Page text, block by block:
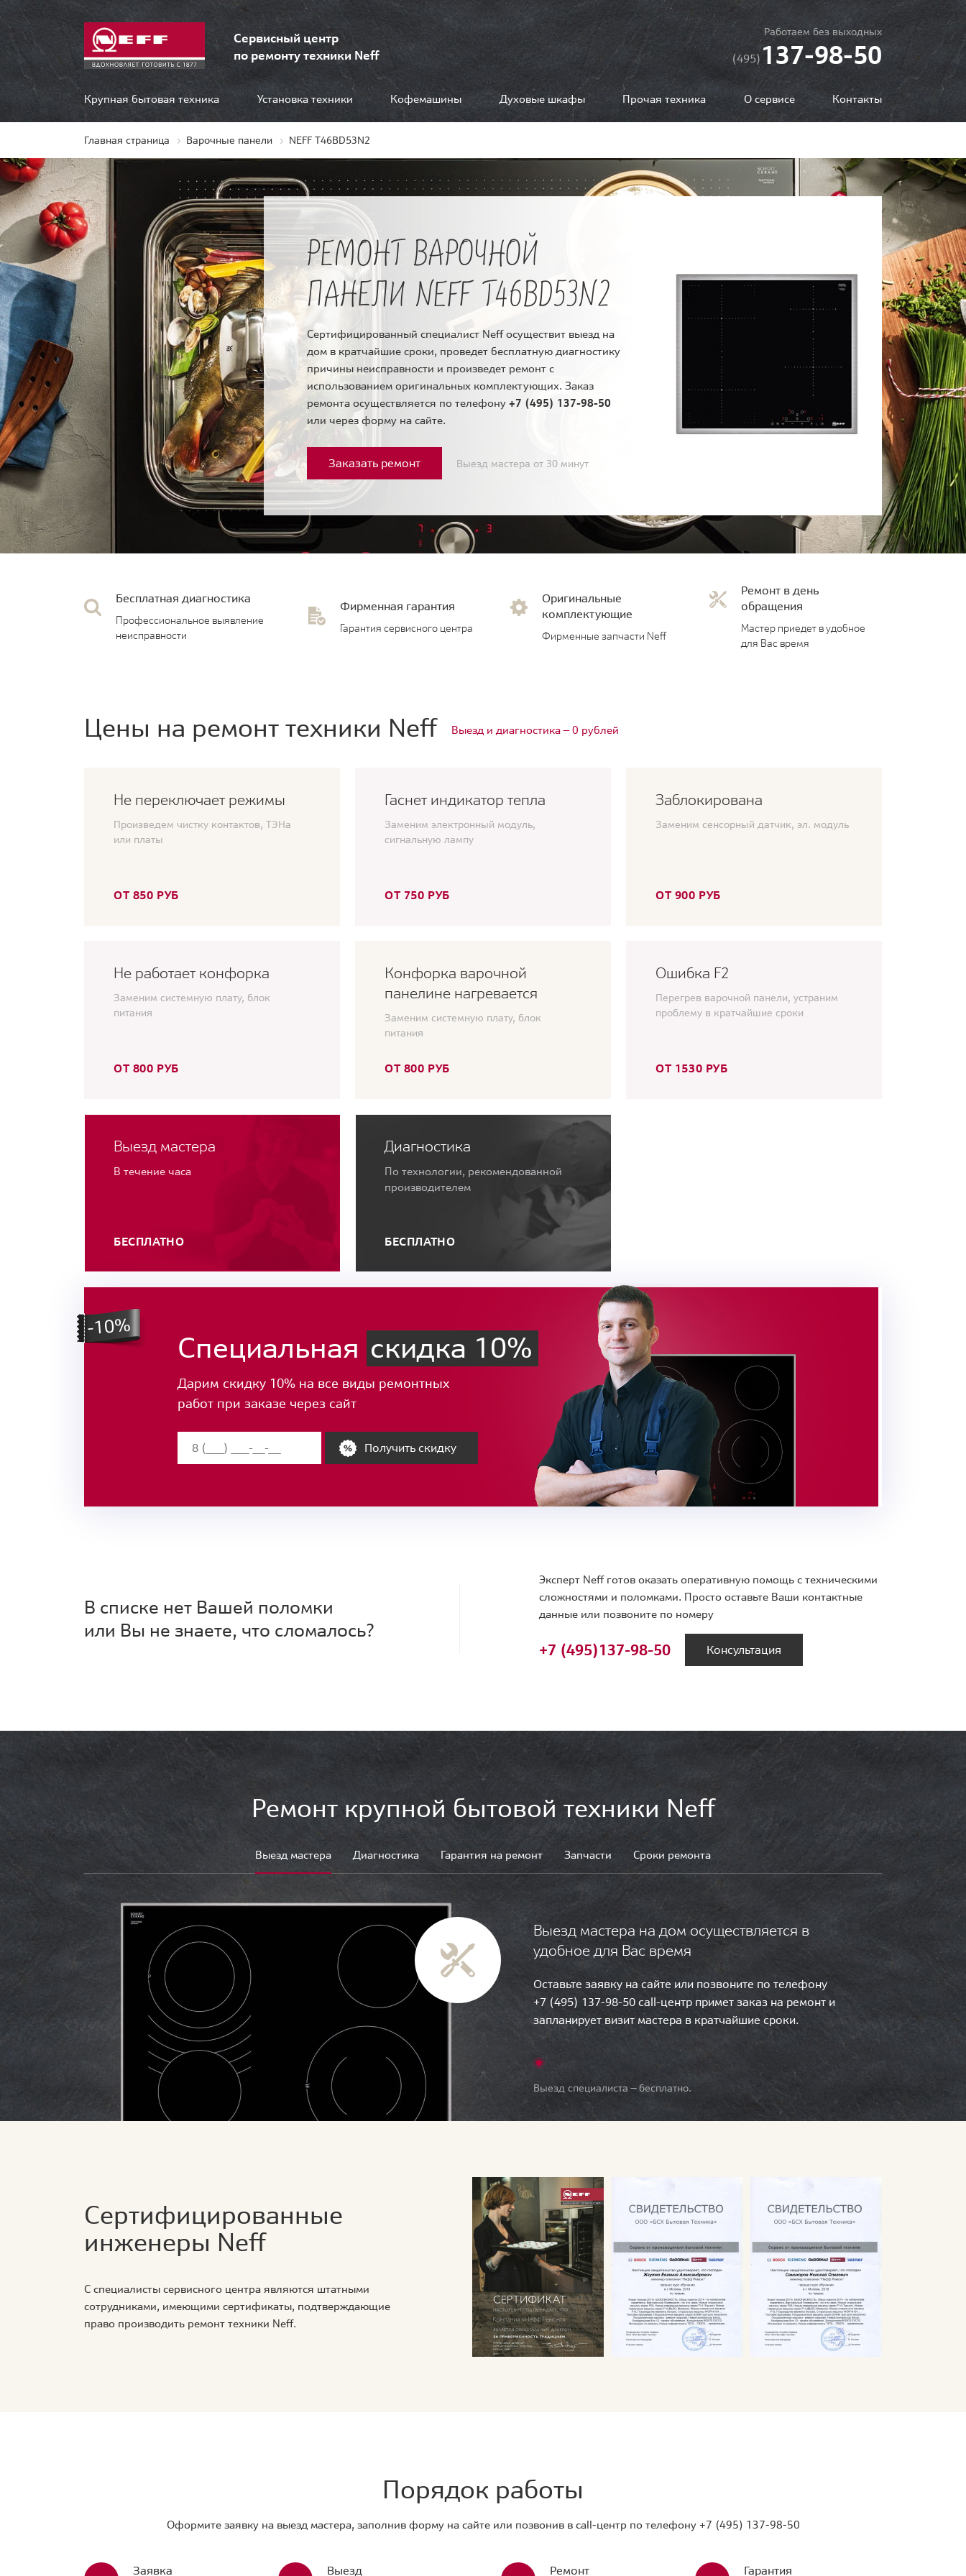
Сервисный центр
по ремонту техники Neff
Работаем без выходных
(495)137-98-50
Крупная бытовая техника Установка техники Кофемашины Духовые шкафы Прочая техника О сервисе Контакты
Главная страница Варочные панели NEFF T46BD53N2
РЕМОНТ ВАРОЧНОЙ
ПАНЕЛИ NEFF T46BD53N2
Сертифицированный специалист Neff осуществит выезд на
дом в кратчайшие сроки, проведет бесплатную диагностику
причины неисправности и произведет ремонт с
использованием оригинальных комплектующих. Заказ
ремонта осуществляется по телефону +7 (495) 137-98-50
или через форму на сайте.
Заказать ремонт Выезд мастера от 30 минут
Бесплатная диагностика
Профессиональное выявление
неисправности
Фирменная гарантия
Гарантия сервисного центра
Оригинальные
комплектующие
Фирменные запчасти Neff
Ремонт в день
обращения
Мастер приедет в удобное
для Вас время
Цены на ремонт техники Neff Выезд и диагностика — 0 рублей
Не переключает режимы
Произведем чистку контактов, ТЭНа
или платы
ОТ 850 РУБ
Гаснет индикатор тепла
Заменим электронный модуль,
сигнальную лампу
ОТ 750 РУБ
Заблокирована
Заменим сенсорный датчик, эл. модуль
ОТ 900 РУБ
Не работает конфорка
Заменим системную плату, блок
питания
ОТ 800 РУБ
Конфорка варочной
панелине нагревается
Заменим системную плату, блок
питания
ОТ 800 РУБ
Ошибка F2
Перегрев варочной панели, устраним
проблему в кратчайшие сроки
ОТ 1530 РУБ
Выезд мастера
В течение часа
БЕСПЛАТНО
Диагностика
По технологии, рекомендованной
производителем
БЕСПЛАТНО
Специальная скидка 10%
Дарим скидку 10% на все виды ремонтных
работ при заказе через сайт
Получить скидку
В списке нет Вашей поломки
или Вы не знаете, что сломалось?
Эксперт Neff готов оказать оперативную помощь с техническими
сложностями и поломками. Просто оставьте Ваши контактные
данные или позвоните по номеру
+7 (495)137-98-50 Консультация
Ремонт крупной бытовой техники Neff
Выезд мастера Диагностика Гарантия на ремонт Запчасти Сроки ремонта
Выезд мастера на дом осуществляется в
удобное для Вас время
Оставьте заявку на сайте или позвоните по телефону
+7 (495) 137-98-50 call-центр примет заказ на ремонт и
запланирует визит мастера в кратчайшие сроки.
Выезд специалиста — бесплатно.
Сертифицированные
инженеры Neff
С специалисты сервисного центра являются штатными
сотрудниками, имеющими сертификаты, подтверждающие
право производить ремонт техники Neff.
Порядок работы
Оформите заявку на выезд мастера, заполнив форму на сайте или позвонив в call-центр по телефону +7 (495) 137-98-50
Заявка Выезд Ремонт Гарантия